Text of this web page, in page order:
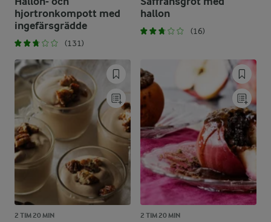
hjortronkompott med
ingefärsgrädde
(131)
hallon
(16)
2 TIM 20 MIN 2 TIM 20 MIN